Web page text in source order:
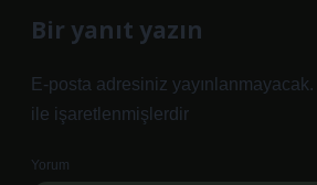
Bir yanıt yazın
E-posta adresiniz yayınlanmayacak.
ile işaretlenmişlerdir
Yorum